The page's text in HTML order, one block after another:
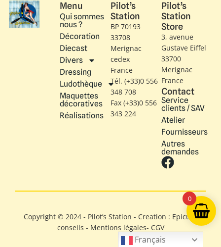
Menu
Qui sommes
nous ?
Décoration
Diecast
Divers
Dressing
Ludothèque
Maquettes
décoratives
Réalisations
Pilot’s
Station
BP 70193
33708
Merignac
cedex
France
Tél. (+33)0 556
348 708
Fax (+33)0 556
343 224
Pilot’s
Station
Store
3, avenue
Gustave Eiffel​
33700
Merignac
France
Contact
Service
clients / SAV
Atelier
Fournisseurs
Autres
demandes
Copyright © 2024 - Pilot’s Station - Creation : Epicure
conseils - Mentions légales- CGV
Français
0